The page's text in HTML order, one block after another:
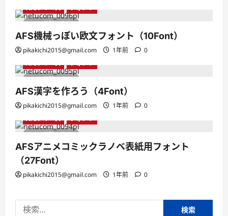
1 分読み取り
AFSシリーズ フォント
AFS機械っぽい欧文フォント（10Font）
pikakichi2015@gmail.com 1年前 0
1 分読み取り
AFSシリーズ フォント
AFS漢字を作ろう（4Font）
pikakichi2015@gmail.com 1年前 0
1 分読み取り
AFSシリーズ フォント
AFSアニメコミックラノベ表紙用フォント
（27Font）
pikakichi2015@gmail.com 1年前 0